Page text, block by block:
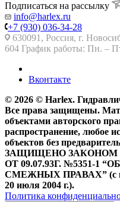
Подписаться на рассылку
info@harlex.ru
+7 (930) 036-34-28
630091, Россия, г.
604 График работы: Пн. –
Вконтакте
© 2026 © Harlex.
Все права защищены.
объектами авторского
распространение, любое
объектов без
ЗАЩИЩЕНО ЗАКОНОМ
ОТ 09.07.93Г. №5351-1
СМЕЖНЫХ ПРАВАХ” (с
20 июля 2004 г.).
Политика